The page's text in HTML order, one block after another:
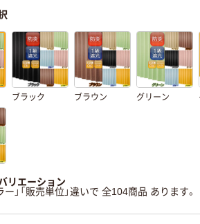
ブラック ブラウン グリーン
リエーション
ー」「販売単位」違いで 全104商品 あります。